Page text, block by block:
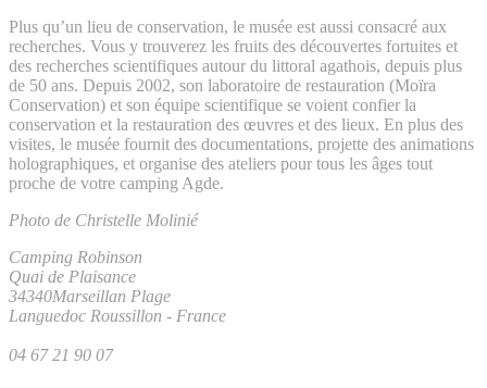
Plus qu’un lieu de conservation, le musée est aussi consacré aux
recherches. Vous y trouverez les fruits des découvertes fortuites et
des recherches scientifiques autour du littoral agathois, depuis plus
de 50 ans. Depuis 2002, son laboratoire de restauration (Moïra
Conservation) et son équipe scientifique se voient confier la
conservation et la restauration des œuvres et des lieux. En plus des
visites, le musée fournit des documentations, projette des animations
holographiques, et organise des ateliers pour tous les âges tout
proche de votre camping Agde.
Photo de Christelle Molinié
Camping Robinson
Quai de Plaisance
34340Marseillan Plage
Languedoc Roussillon - France
04 67 21 90 07